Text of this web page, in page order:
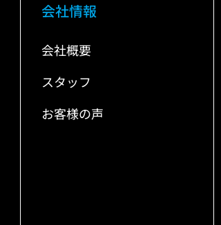
会社情報
会社概要
スタッフ
お客様の声